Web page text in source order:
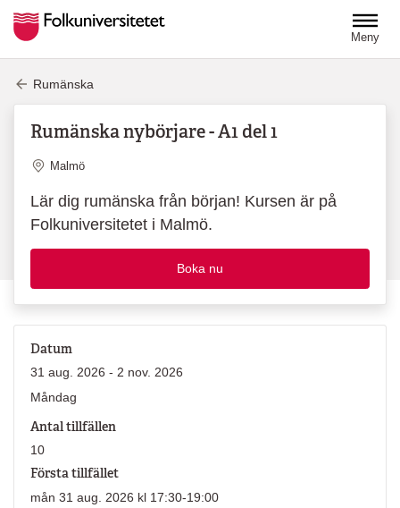
Meny
Rumänska
Rumänska nybörjare - A1 del 1
Plats
Malmö
Lär dig rumänska från början! Kursen är på
Folkuniversitetet i Malmö.
Boka nu
Datum
31 aug. 2026 - 2 nov. 2026
Måndag
Antal tillfällen
10
Första tillfället
mån 31 aug. 2026 kl 17:30-19:00